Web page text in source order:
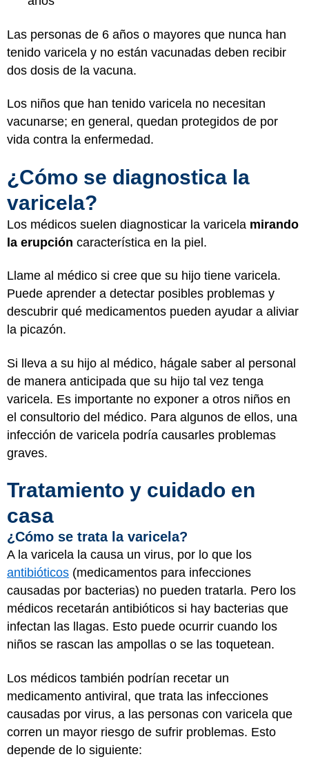
Las personas de 6 años o mayores que nunca han
tenido varicela y no están vacunadas deben recibir
dos dosis de la vacuna.
Los niños que han tenido varicela no necesitan
vacunarse; en general, quedan protegidos de por
vida contra la enfermedad.
¿Cómo se diagnostica la
varicela?
Los médicos suelen diagnosticar la varicela mirando
la erupción característica en la piel.
Llame al médico si cree que su hijo tiene varicela.
Puede aprender a detectar posibles problemas y
descubrir qué medicamentos pueden ayudar a aliviar
la picazón.
Si lleva a su hijo al médico, hágale saber al personal
de manera anticipada que su hijo tal vez tenga
varicela. Es importante no exponer a otros niños en
el consultorio del médico. Para algunos de ellos, una
infección de varicela podría causarles problemas
graves.
Tratamiento y cuidado en
casa
¿Cómo se trata la varicela?
A la varicela la causa un virus, por lo que los
antibióticos (medicamentos para infecciones
causadas por bacterias) no pueden tratarla. Pero los
médicos recetarán antibióticos si hay bacterias que
infectan las llagas. Esto puede ocurrir cuando los
niños se rascan las ampollas o se las toquetean.
Los médicos también podrían recetar un
medicamento antiviral, que trata las infecciones
causadas por virus, a las personas con varicela que
corren un mayor riesgo de sufrir problemas. Esto
depende de lo siguiente: